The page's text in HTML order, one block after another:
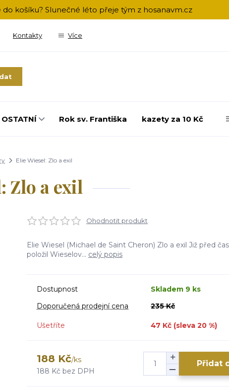
košíku? Slunečné léto přeje tým z hosanavm.cz
Kontakty Více
OSTATNÍ Rok sv. Františka kazety za 10 Kč
Elie Wiesel: Zlo a exil
Zlo a exil
Ohodnotit produkt
Elie Wiesel (Michael de Saint Cheron) Zlo a exil Již před
položil Wieselov... celý popis
Dostupnost
Skladem 9 ks
Doporučená prodejní cena
235 Kč
Ušetříte 47 Kč (sleva 20 %)
188 Kč/ks
188 Kč bez DPH
Přidat